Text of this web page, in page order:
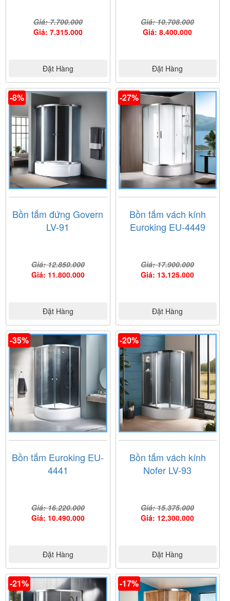
Giá: 7.700.000
Giá: 7.315.000
Đặt Hàng
Giá: 10.708.000
Giá: 8.400.000
Đặt Hàng
-8%
Bồn tắm đứng Govern
LV-91
Giá: 12.850.000
Giá: 11.800.000
Đặt Hàng
-27%
Bồn tắm vách kính
Euroking EU-4449
Giá: 17.900.000
Giá: 13.125.000
Đặt Hàng
-35%
Bồn tắm Euroking EU-
4441
Giá: 16.220.000
Giá: 10.490.000
Đặt Hàng
-20%
Bồn tắm vách kính
Nofer LV-93
Giá: 15.375.000
Giá: 12.300.000
Đặt Hàng
-21% -17%